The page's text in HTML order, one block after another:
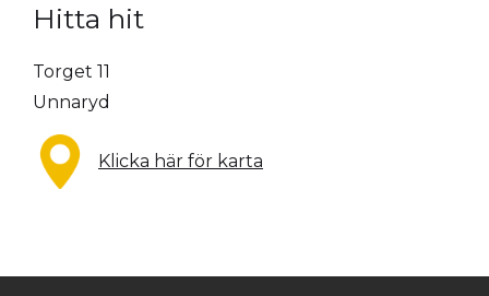
Hitta hit
Torget 11
Unnaryd
Klicka här för karta